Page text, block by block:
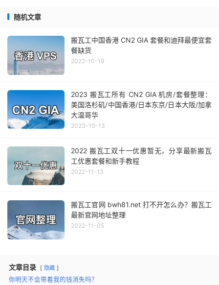
随机文章
搬瓦工中国香港 CN2 GIA 套餐和迪拜最便宜套
餐缺货
2022-10-19
2023 搬瓦工所有 CN2 GIA 机房/套餐整理：
美国洛杉矶/中国香港/日本东京/日本大阪/加拿
大温哥华
2023-10-13
2022 搬瓦工双十一优惠暂无，分享最新搬瓦
工优惠套餐和新手教程
2022-11-13
搬瓦工官网 bwh81.net 打不开怎么办？搬瓦工
最新官网地址整理
2022-11-05
文章目录 隐藏
你明天不会带着我的钱消失吗？